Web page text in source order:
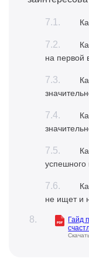
на первой
успешного
не ищет и
Гайд